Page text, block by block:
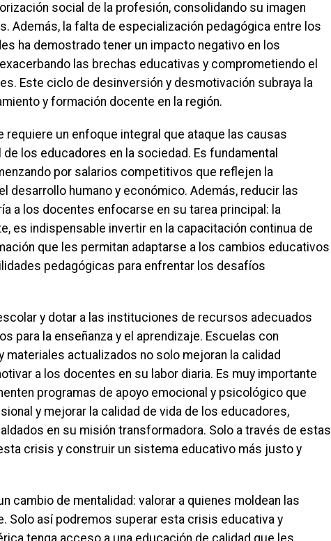
social de la profesión, consolidando su imagen
Además, la falta de especialización pedagógica entre los
ha demostrado tener un impacto negativo en los
las brechas educativas y comprometiendo el
Este ciclo de desinversión y desmotivación subraya la
y formación docente en la región.
un enfoque integral que ataque las causas
los educadores en la sociedad. Es fundamental
por salarios competitivos que reflejen la
desarrollo humano y económico. Además, reducir las
a los docentes enfocarse en su tarea principal: la
es indispensable invertir en la capacitación continua de
que les permitan adaptarse a los cambios educativos
pedagógicas para enfrentar los desafíos
y dotar a las instituciones de recursos adecuados
para la enseñanza y el aprendizaje. Escuelas con
actualizados no solo mejoran la calidad
a los docentes en su labor diaria. Es muy importante
programas de apoyo emocional y psicológico que
y mejorar la calidad de vida de los educadores,
en su misión transformadora. Solo a través de estas
crisis y construir un sistema educativo más justo y
cambio de mentalidad: valorar a quienes moldean las
Solo así podremos superar esta crisis educativa y